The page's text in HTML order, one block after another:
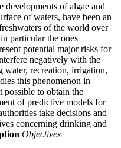
developments of algae and
of waters, have been an
of the world over
particular the ones
potential major risks for
negatively with the
water, recreation, irrigation,
this phenomenon in
to obtain the
of predictive models for
take decisions and
concerning drinking and
Objectives